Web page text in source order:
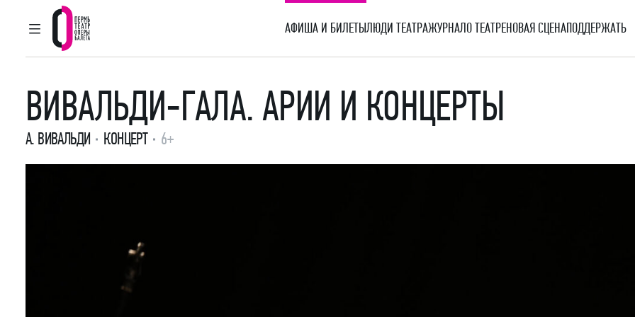
ГЛАВНОЕ МЕНЮ
Пермский театр оперы и балета
АФИША И БИЛЕТЫЛЮДИ ТЕАТРАЖУРНАЛО ТЕАТРЕНОВАЯ СЦЕНАПОДДЕРЖАТЬ
ВИВАЛЬДИ-ГАЛА. АРИИ И КОНЦЕРТЫ
А. ВИВАЛЬДИ КОНЦЕРТ 6+